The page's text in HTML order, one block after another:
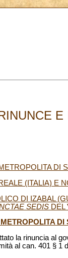
E
(ITALIA) E
DI IZABAL
SEDIS DEL
la rinuncia al
al can. 401 § 1